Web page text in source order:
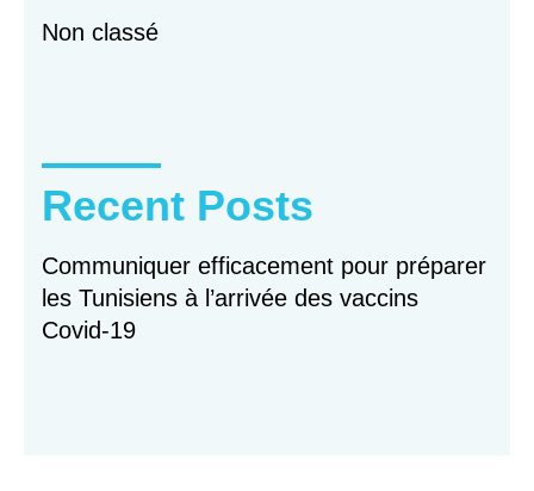
Non classé
Recent Posts
Communiquer efficacement pour préparer
les Tunisiens à l’arrivée des vaccins
Covid-19